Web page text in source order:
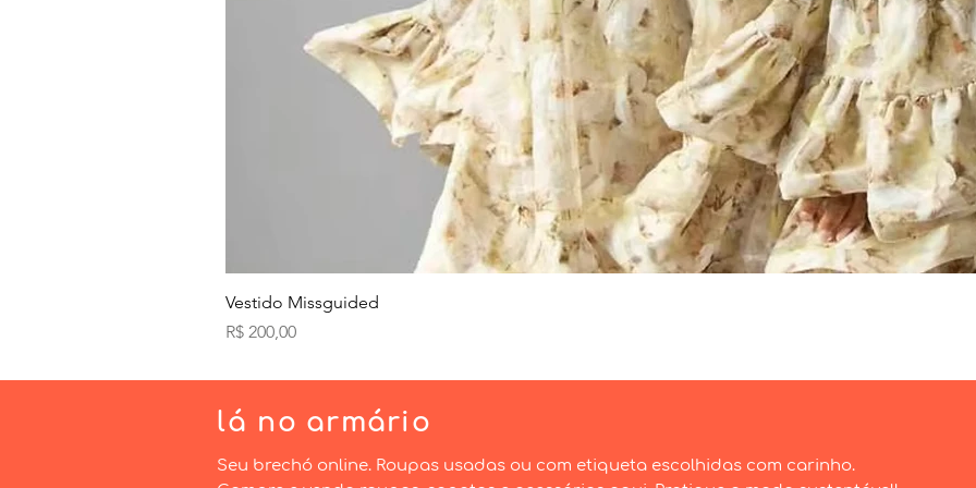
Vestido Missguided
Preço
R$ 200,00
lá no armário
Seu brechó online. Roupas usadas ou com etiqueta escolhidas com carinho.